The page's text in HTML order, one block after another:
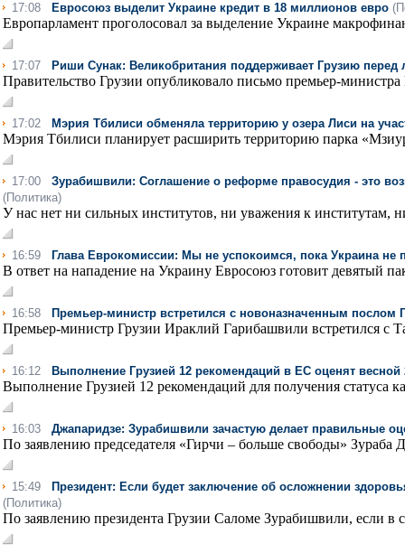
17:08 Евросоюз выделит Украине кредит в 18 миллионов евро
Европарламент проголосовал за выделение Украине
17:07 Риши Сунак: Великобритания поддерживает Грузию
Правительство Грузии опубликовало письмо премьер-
17:02 Мэрия Тбилиси обменяла территорию у озера Лиси на
Мэрия Тбилиси планирует расширить территорию парка
17:00 Зурабишвили: Соглашение о реформе правосудия - это
(Политика)
У нас нет ни сильных институтов, ни уважения к институтам,
16:59 Глава Еврокомиссии: Мы не успокоимся, пока Украина не
В ответ на нападение на Украину Евросоюз готовит девятый
16:58 Премьер-министр встретился с новоназначенным
Премьер-министр Грузии Ираклий Гарибашвили встретился с
16:12 Выполнение Грузией 12 рекомендаций в ЕС оценят весной
Выполнение Грузией 12 рекомендаций для получения статуса
16:03 Джапаридзе: Зурабишвили зачастую делает правильные
По заявлению председателя «Гирчи – больше свободы» Зураба
15:49
Президент: Если будет заключение об осложнении
(Политика)
По заявлению президента Грузии Саломе Зурабишвили, если в